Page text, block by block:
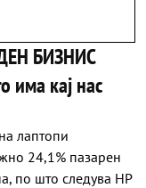
БИЗНИС
има кај нас
лаптопи
24,1% пазарен
по што следува HP